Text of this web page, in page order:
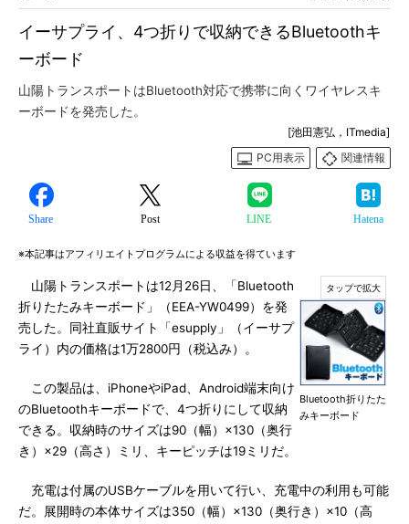
イーサプライ、4つ折りで収納できるBluetoothキ
ーボード
山陽トランスポートはBluetooth対応で携帯に向くワイヤレスキ
ーボードを発売した。
[池田憲弘，ITmedia]
PC用表示
関連情報
Share Post LINE Hatena
※本記事はアフィリエイトプログラムによる収益を得ています
Bluetooth折りたた
みキーボード
山陽トランスポートは12月26日、「Bluetooth
折りたたみキーボード」（EEA-YW0499）を発
売した。同社直販サイト「esupply」（イーサプ
ライ）内の価格は1万2800円（税込み）。
この製品は、iPhoneやiPad、Android端末向け
のBluetoothキーボードで、4つ折りにして収納
できる。収納時のサイズは90（幅）×130（奥行
き）×29（高さ）ミリ、キーピッチは19ミリだ。
充電は付属のUSBケーブルを用いて行い、充電中の利用も可能
だ。展開時の本体サイズは350（幅）×130（奥行き）×10（高